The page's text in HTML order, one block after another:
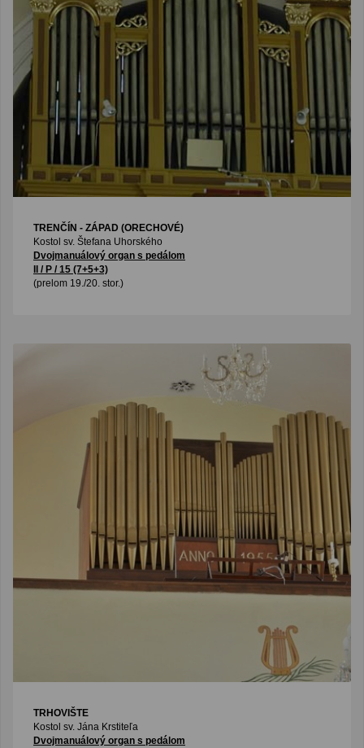
TRENČÍN - ZÁPAD (ORECHOVÉ)
Kostol sv. Štefana Uhorského
Dvojmanuálový organ s pedálom
II / P / 15 (7+5+3)
(prelom 19./20. stor.)
TRHOVIŠTE
Kostol sv. Jána Krstiteľa
Dvojmanuálový organ s pedálom